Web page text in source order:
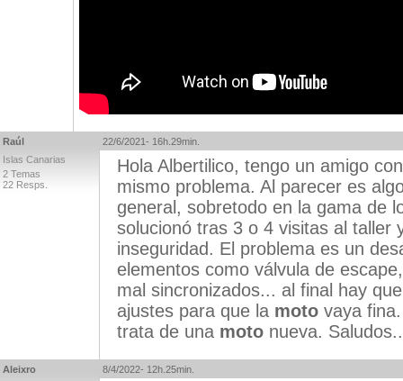
Raúl
Islas Canarias
2 Temas
22 Resps.
22/6/2021- 16h.29min.
Hola Albertilico, tengo un amigo
mismo problema. Al parecer es
general, sobretodo en la gama de
solucionó tras 3 o 4 visitas al taller
inseguridad. El problema es un
elementos como válvula de
mal sincronizados... al final hay
ajustes para que la moto vaya
trata de una moto nueva.
Aleixro
8/4/2022- 12h.25min.